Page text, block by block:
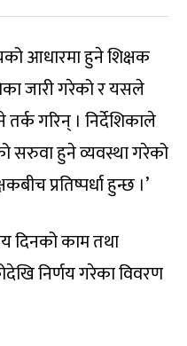
आधारमा हुने शिक्षक
जारी गरेको र यसले
तर्क गरिन् । निर्देशिकाले
सरुवा हुने व्यवस्था गरेको
प्रतिष्पर्धा हुन्छ ।’
दिनको काम तथा
निर्णय गरेका विवरण